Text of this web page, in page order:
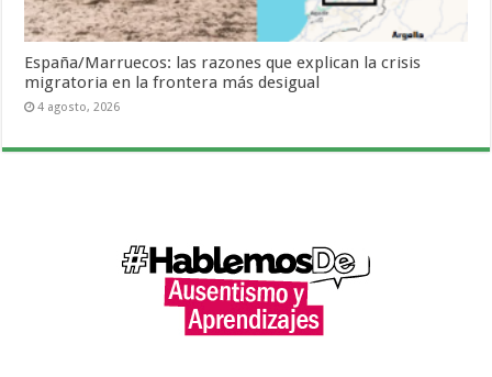
España/Marruecos: las razones que explican la crisis
migratoria en la frontera más desigual
4 agosto, 2026